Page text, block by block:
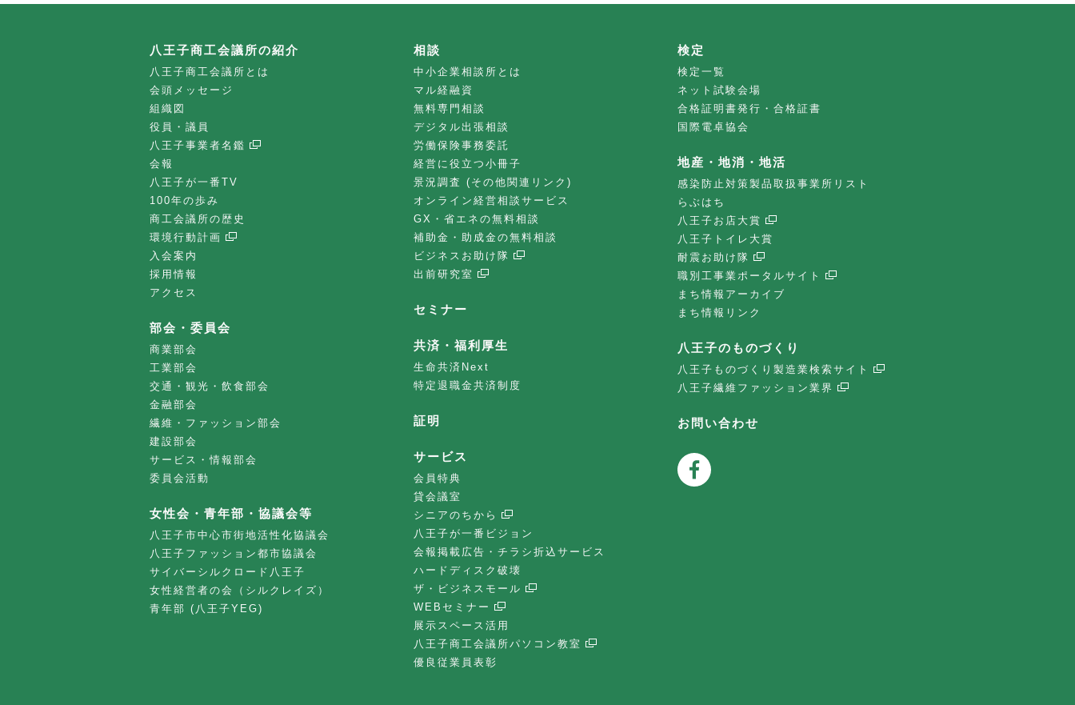
八王子商工会議所の紹介
八王子商工会議所とは
会頭メッセージ
組織図
役員・議員
八王子事業者名鑑
会報
八王子が一番TV
100年の歩み
商工会議所の歴史
環境行動計画
入会案内
採用情報
アクセス
部会・委員会
商業部会
工業部会
交通・観光・飲食部会
金融部会
繊維・ファッション部会
建設部会
サービス・情報部会
委員会活動
女性会・青年部・協議会等
八王子市中心市街地活性化協議会
八王子ファッション都市協議会
サイバーシルクロード八王子
女性経営者の会（シルクレイズ）
青年部 (八王子YEG)
相談
中小企業相談所とは
マル経融資
無料専門相談
デジタル出張相談
労働保険事務委託
経営に役立つ小冊子
景況調査 (その他関連リンク)
オンライン経営相談サービス
GX・省エネの無料相談
補助金・助成金の無料相談
ビジネスお助け隊
出前研究室
セミナー
共済・福利厚生
生命共済Next
特定退職金共済制度
証明
サービス
会員特典
貸会議室
シニアのちから
八王子が一番ビジョン
会報掲載広告・チラシ折込サービス
ハードディスク破壊
ザ・ビジネスモール
WEBセミナー
展示スペース活用
八王子商工会議所パソコン教室
優良従業員表彰
検定
検定一覧
ネット試験会場
合格証明書発行・合格証書
国際電卓協会
地産・地消・地活
感染防止対策製品取扱事業所リスト
らぶはち
八王子お店大賞
八王子トイレ大賞
耐震お助け隊
職別工事業ポータルサイト
まち情報アーカイブ
まち情報リンク
八王子のものづくり
八王子ものづくり製造業検索サイト
八王子繊維ファッション業界
お問い合わせ